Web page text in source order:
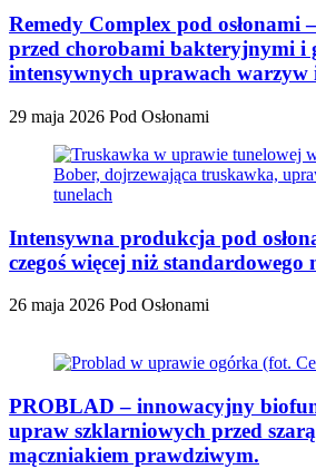
Remedy Complex pod osłonami
przed chorobami bakteryjnymi i
intensywnych uprawach warzyw
29 maja 2026 Pod Osłonami
Intensywna produkcja pod
czegoś więcej niż standardowego
26 maja 2026 Pod Osłonami
PROBLAD – innowacyjny
upraw szklarniowych przed
mączniakiem prawdziwym.